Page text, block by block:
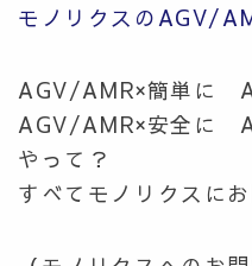
モノリクスのAGV/
AGV/AMR×簡単に
AGV/AMR×安全に
やって？
すべてモノリクスに